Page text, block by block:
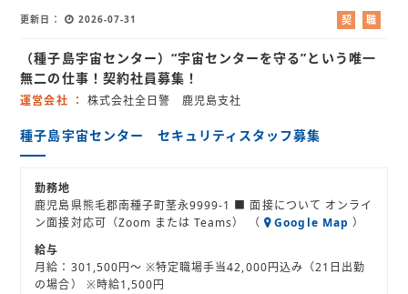
更新日 2026-07-31
契
社
職
紹
（種子島宇宙センター）“宇宙センターを守る”という唯一
無二の仕事！契約社員募集！
運営会社 株式会社全日警 鹿児島支社
種子島宇宙センター セキュリティスタッフ募集
勤務地
鹿児島県熊毛郡南種子町茎永9999-1 ■ 面接について オンライ
ン面接対応可（Zoom または Teams） （
Google Map ）
給与
月給：301,500円～ ※特定職場手当42,000円込み（21日出勤
の場合） ※時給1,500円